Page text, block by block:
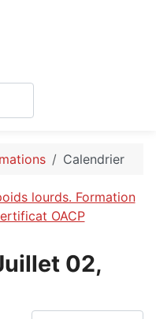
Calendrier
lourds. Formation
OACP
02,